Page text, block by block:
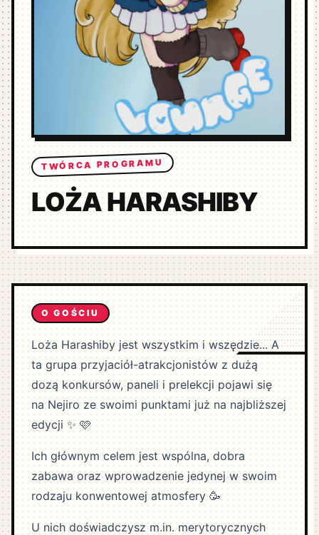
TWÓRCA PROGRAMU
LOŻA HARASHIBY
O GOŚCIU
Loża Harashiby jest wszystkim i wszędzie... A
ta grupa przyjaciół-atrakcjonistów z dużą
dozą konkursów, paneli i prelekcji pojawi się
na Nejiro ze swoimi punktami już na najbliższej
edycji ✨ 🩷
Ich głównym celem jest wspólna, dobra
zabawa oraz wprowadzenie jedynej w swoim
rodzaju konwentowej atmosfery 🥳
U nich doświadczysz m.in. merytorycznych